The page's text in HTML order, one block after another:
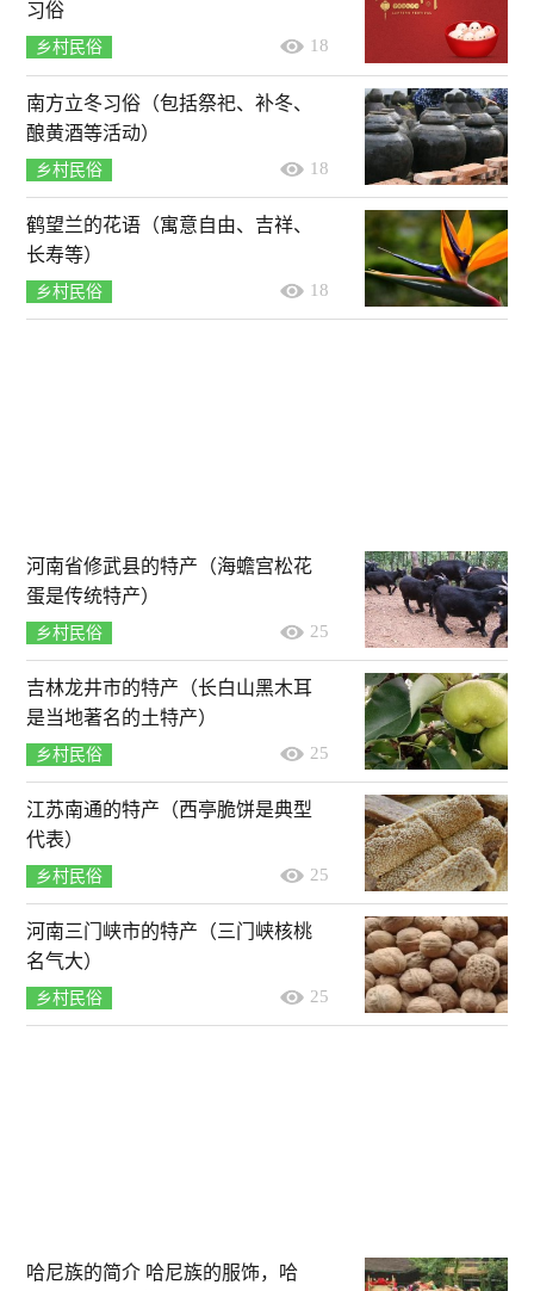
习俗
乡村民俗 18
南方立冬习俗（包括祭祀、补冬、
酿黄酒等活动）
乡村民俗 18
鹤望兰的花语（寓意自由、吉祥、
长寿等）
乡村民俗 18
河南省修武县的特产（海蟾宫松花
蛋是传统特产）
乡村民俗 25
吉林龙井市的特产（长白山黑木耳
是当地著名的土特产）
乡村民俗 25
江苏南通的特产（西亭脆饼是典型
代表）
乡村民俗 25
河南三门峡市的特产（三门峡核桃
名气大）
乡村民俗 25
哈尼族的简介 哈尼族的服饰，哈